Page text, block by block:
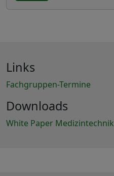
Links
Fachgruppen-Termine
Downloads
White Paper Medizintechnik